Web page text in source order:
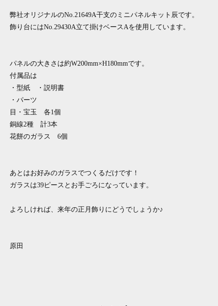
弊社オリジナルのNo.21649A干支のミニパネルキット辰です。
飾り台にはNo.29430A立て掛けベースAを使用しています。
パネルの大きさは約W200mm×H180mmです。
付属品は
・型紙 ・説明書
・パーツ
目・宝玉 各1個
銅線2種 計3本
花餅のガラス 6個
あとはお好みのガラスでつくるだけです！
ガラスは39ピースとお手ごろになっています。
よろしければ、来年の正月飾りにどうでしょうか♪
原田